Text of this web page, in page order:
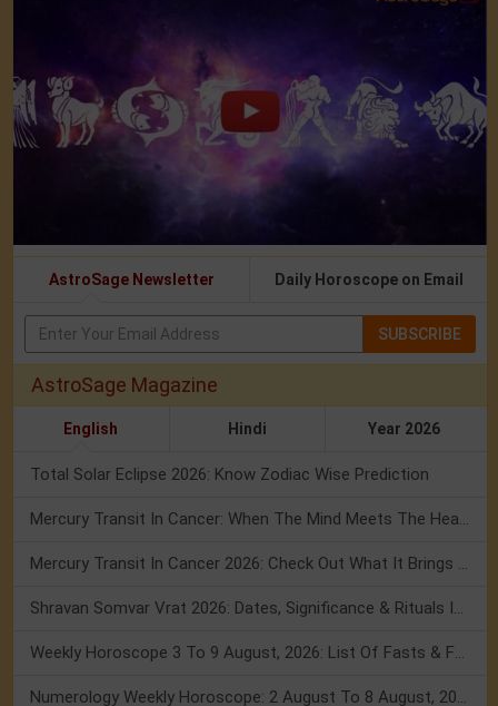
AstroSage Newsletter Daily Horoscope on Email
SUBSCRIBE
AstroSage Magazine
English Hindi Year 2026
Total Solar Eclipse 2026: Know Zodiac Wise Prediction